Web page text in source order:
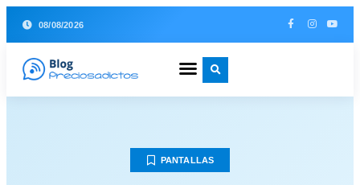
08/08/2026
PANTALLAS